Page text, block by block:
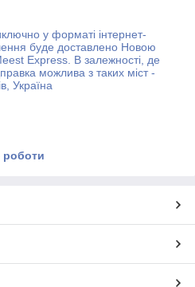
у форматі інтернет-
буде доставлено Новою
Express. В залежності, де
можлива з таких міст -
Україна
роботи